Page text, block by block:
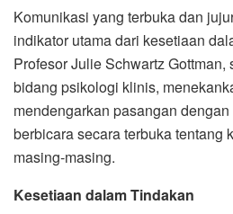
Komunikasi yang terbuka dan
indikator utama dari kesetiaan
Profesor Julie Schwartz
bidang psikologi klinis,
mendengarkan pasangan
berbicara secara terbuka tentang
masing-masing.
Kesetiaan dalam Tindakan